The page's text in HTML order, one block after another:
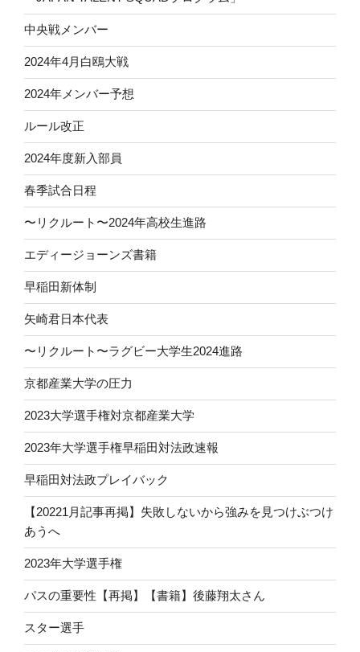
中央戦メンバー
2024年4月白鴎大戦
2024年メンバー予想
ルール改正
2024年度新入部員
春季試合日程
〜リクルート〜2024年高校生進路
エディージョーンズ書籍
早稲田新体制
矢崎君日本代表
〜リクルート〜ラグビー大学生2024進路
京都産業大学の圧力
2023大学選手権対京都産業大学
2023年大学選手権早稲田対法政速報
早稲田対法政プレイバック
【20221月記事再掲】失敗しないから強みを見つけぶつけ
あうへ
2023年大学選手権
パスの重要性【再掲】【書籍】後藤翔太さん
スター選手